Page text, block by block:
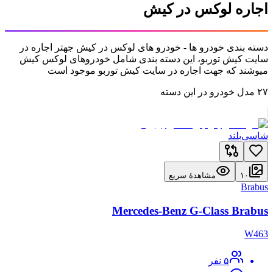
اجاره لوکس در کیش
دسته بندی خودرو ها - خودرو های لوکس در کیش جهتر اجاره در
سایت کیش توربو، این دسته بندی شامل خودروهای لوکس کیش
میوشند که جهت اجاره در سایت کیش توربو موجود است
۲۷ مدل خودرو در این دسته
شاسی‌بلند
۱۰ مشاهدهٔ سریع
Brabus
Mercedes-Benz G-Class Brabus
W463
۵ نفر